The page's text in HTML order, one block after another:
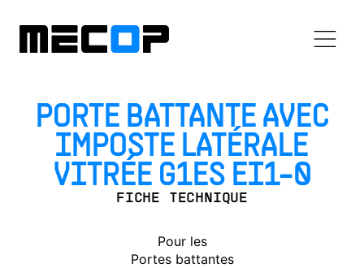
PORTE BATTANTE AVEC
IMPOSTE LATÉRALE
VITRÉE G1ES EI1-0
FICHE TECHNIQUE
Pour les
Portes battantes